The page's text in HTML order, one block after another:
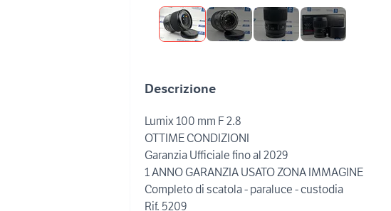
Descrizione
Lumix 100 mm F 2.8
OTTIME CONDIZIONI
Garanzia Ufficiale fino al 2029
1 ANNO GARANZIA USATO ZONA IMMAGINE
Completo di scatola - paraluce - custodia
Rif. 5209